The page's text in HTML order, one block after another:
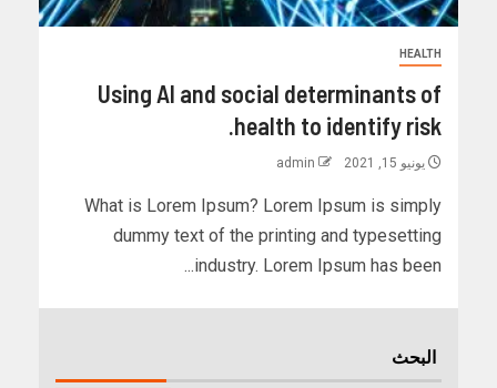
HEALTH
Using AI and social determinants of
health to identify risk.
يونيو 15, 2021 admin
What is Lorem Ipsum? Lorem Ipsum is simply
dummy text of the printing and typesetting
industry. Lorem Ipsum has been...
البحث